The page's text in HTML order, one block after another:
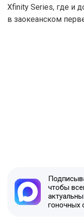
Xfinity Series, где и
в заокеанском
чтобы
гоночных